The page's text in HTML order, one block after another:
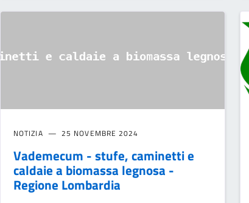
NOTIZIA 25 NOVEMBRE 2024
Vademecum - stufe, caminetti e
caldaie a biomassa legnosa -
Regione Lombardia